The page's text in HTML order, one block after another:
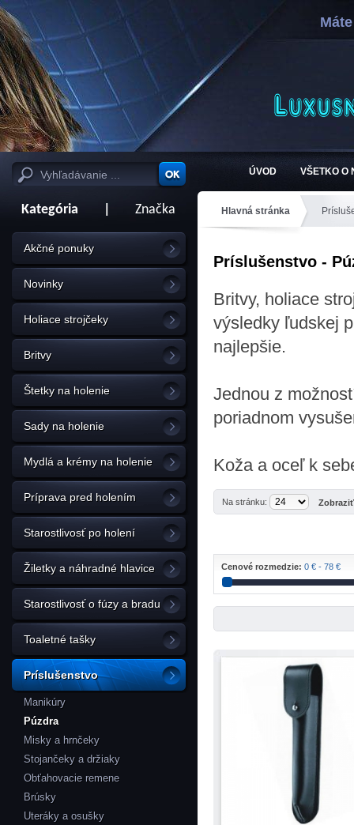
ÚVOD VŠETKO O
Kategória Značka
Akčné ponuky
Novinky
Holiace strojčeky
Britvy
Štetky na holenie
Sady na holenie
Mydlá a krémy na holenie
Príprava pred holením
Starostlivosť po holení
Žiletky a náhradné hlavice
Starostlivosť o fúzy a bradu
Toaletné tašky
Príslušenstvo
Manikúry
Púzdra
Misky a hrnčeky
Stojančeky a držiaky
Obťahovacie remene
Brúsky
Uteráky a osušky
Hlavná stránka
Príslušenstvo -
Britvy, holiace
výsledky ľudskej
najlepšie.
Jednou z
poriadnom
Koža a oceľ k
Na stránku:
Cenové rozmedzie: 0 € - 78 €